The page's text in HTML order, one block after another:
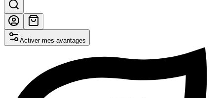
Activer mes avantages